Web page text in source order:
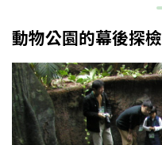
動物公園的幕後探檢